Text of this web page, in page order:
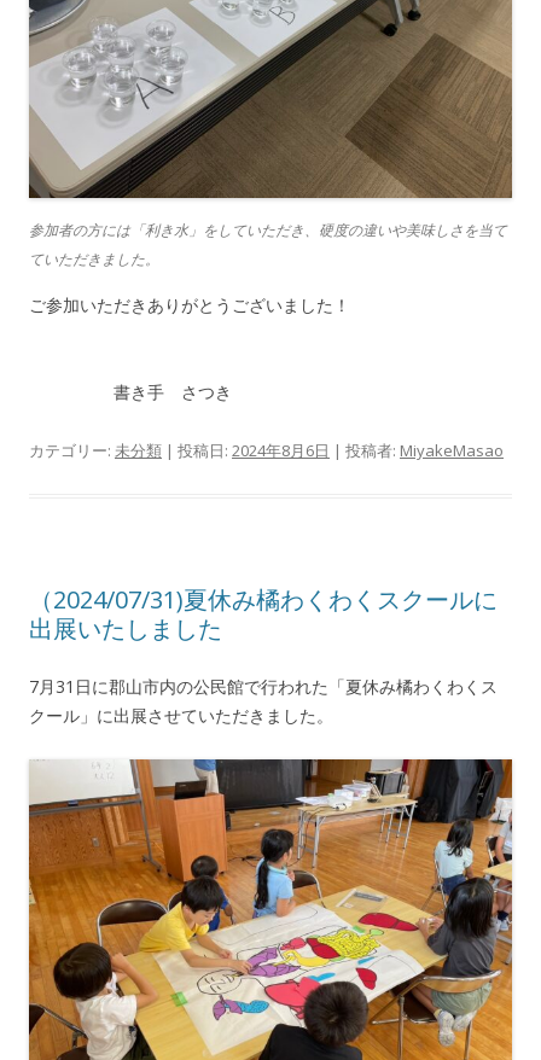
参加者の方には「利き水」をしていただき、硬度の違いや美味しさを当て
ていただきました。
ご参加いただきありがとうございました！
書き手 さつき
カテゴリー: 未分類 | 投稿日: 2024年8月6日 | 投稿者: MiyakeMasao
（2024/07/31)夏休み橘わくわくスクールに
出展いたしました
7月31日に郡山市内の公民館で行われた「夏休み橘わくわくス
クール」に出展させていただきました。